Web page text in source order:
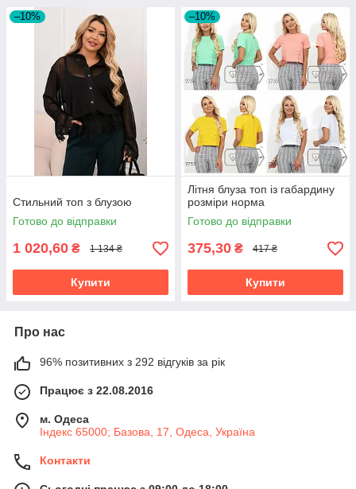
–10%
Стильний топ з блузою
Готово до відправки
1 020,60 ₴ 1 134 ₴
Купити
–10%
Літня блуза топ із габардину
розміри норма
Готово до відправки
375,30 ₴ 417 ₴
Купити
Про нас
96% позитивних з 292 відгуків за рік
Працює з 22.08.2016
м. Одеса
Індекс 65000; Базова, 17, Одеса, Україна
Контакти